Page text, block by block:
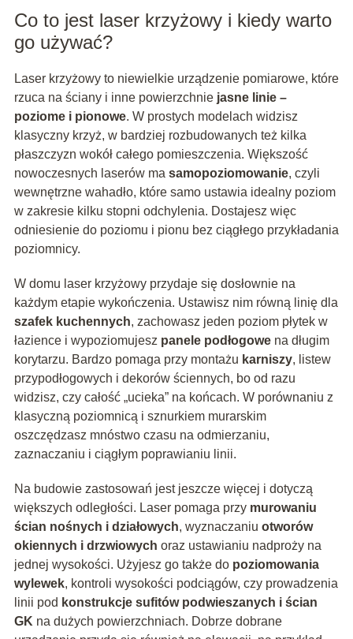
Co to jest laser krzyżowy i kiedy warto
go używać?
Laser krzyżowy to niewielkie urządzenie pomiarowe, które
rzuca na ściany i inne powierzchnie jasne linie –
poziome i pionowe. W prostych modelach widzisz
klasyczny krzyż, w bardziej rozbudowanych też kilka
płaszczyzn wokół całego pomieszczenia. Większość
nowoczesnych laserów ma samopoziomowanie, czyli
wewnętrzne wahadło, które samo ustawia idealny poziom
w zakresie kilku stopni odchylenia. Dostajesz więc
odniesienie do poziomu i pionu bez ciągłego przykładania
poziomnicy.
W domu laser krzyżowy przydaje się dosłownie na
każdym etapie wykończenia. Ustawisz nim równą linię dla
szafek kuchennych, zachowasz jeden poziom płytek w
łazience i wypoziomujesz panele podłogowena długim
korytarzu. Bardzo pomaga przy montażu karniszy, listew
przypodłogowych i dekorów ściennych, bo od razu
widzisz, czy całość „ucieka” na końcach. W porównaniu z
klasyczną poziomnicą i sznurkiem murarskim
oszczędzasz mnóstwo czasu na odmierzaniu,
zaznaczaniu i ciągłym poprawianiu linii.
Na budowie zastosowań jest jeszcze więcej i dotyczą
większych odległości. Laser pomaga przy murowaniu
ścian nośnych i działowych, wyznaczaniu otworów
okiennych i drzwiowych oraz ustawianiu nadproży na
jednej wysokości. Użyjesz go także do poziomowania
wylewek, kontroli wysokości podciągów, czy prowadzenia
linii pod konstrukcje sufitów podwieszanych i ścian
GK na dużych powierzchniach. Dobrze dobrane